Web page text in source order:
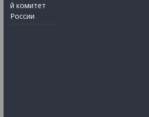
й комитет
России